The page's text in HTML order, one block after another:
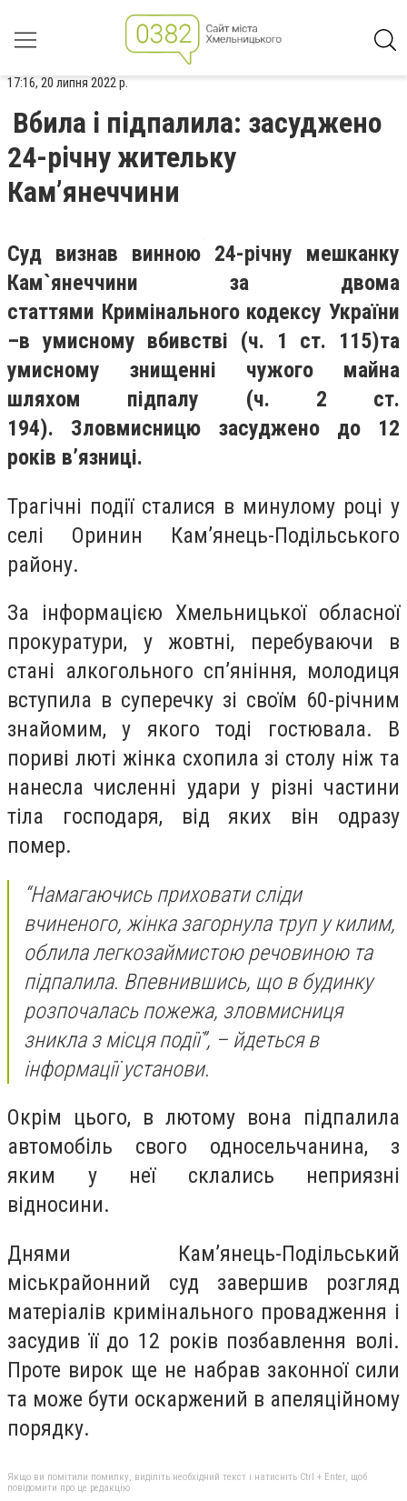
17:16, 20 липня 2022 р.
Вбила і підпалила: засуджено
24-річну жительку
Кам’янеччини
Суд визнав винною 24-річну мешканку
Кам`янеччини за двома
статтями Кримінального кодексу України
–в умисному вбивстві (ч. 1 ст. 115)та
умисному знищенні чужого майна
шляхом підпалу (ч. 2 ст.
194). Зловмисницю засуджено до 12
років в’язниці.
Трагічні події сталися в минулому році у
селі Оринин Кам’янець-Подільського
району.
За інформацією Хмельницької обласної
прокуратури, у жовтні, перебуваючи в
стані алкогольного сп’яніння, молодиця
вступила в суперечку зі своїм 60-річним
знайомим, у якого тоді гостювала. В
пориві люті жінка схопила зі столу ніж та
нанесла численні удари у різні частини
тіла господаря, від яких він одразу
помер.
“Намагаючись приховати сліди
вчиненого, жінка загорнула труп у килим,
облила легкозаймистою речовиною та
підпалила. Впевнившись, що в будинку
розпочалась пожежа, зловмисниця
зникла з місця події”, – йдеться в
інформації установи.
Окрім цього, в лютому вона підпалила
автомобіль свого односельчанина, з
яким у неї склались неприязні
відносини.
Днями Кам’янець-Подільський
міськрайонний суд завершив розгляд
матеріалів кримінального провадження і
засудив її до 12 років позбавлення волі.
Проте вирок ще не набрав законної сили
та може бути оскаржений в апеляційному
порядку.
Якщо ви помітили помилку, виділіть необхідний текст і натисніть Ctrl + Enter, щоб
повідомити про це редакцію